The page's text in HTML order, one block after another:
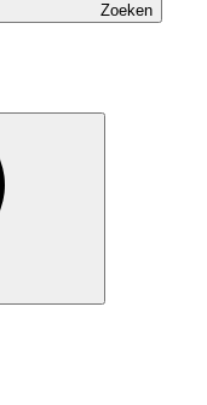
Zoeken